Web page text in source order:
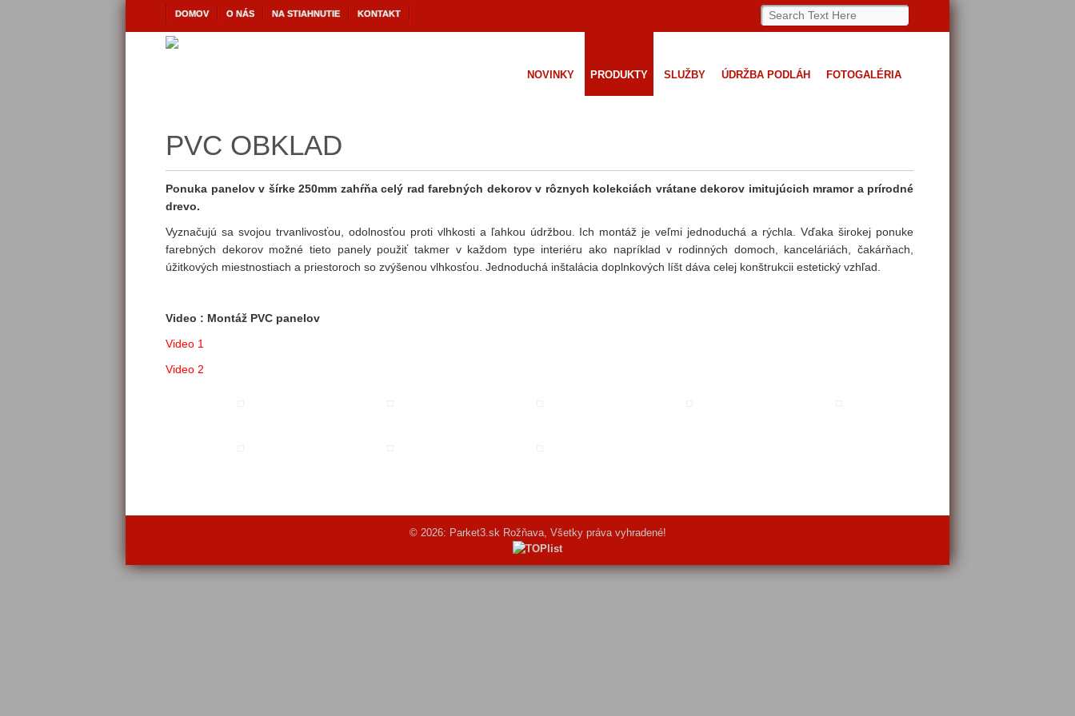
DOMOV O NÁS NA STIAHNUTIE KONTAKT
NOVINKY PRODUKTY SLUŽBY ÚDRŽBA PODLÁH FOTOGALÉRIA
PVC OBKLAD
Ponuka panelov v šírke 250mm zahŕňa celý rad farebných dekorov v rôznych kolekciách vrátane dekorov imitujúcich mramor a prírodné
drevo.
Vyznačujú sa svojou trvanlivosťou, odolnosťou proti vlhkosti a ľahkou údržbou. Ich montáž je veľmi jednoduchá a rýchla. Vďaka širokej ponuke
farebných dekorov možné tieto panely použiť takmer v každom type interiéru ako napríklad v rodinných domoch, kanceláriách, čakárňach,
úžitkových miestnostiach a priestoroch so zvýšenou vlhkosťou. Jednoduchá inštalácia doplnkových líšt dáva celej konštrukcii estetický vzhľad.
Video : Montáž PVC panelov
Video 1
Video 2
© 2026: Parket3.sk Rožňava, Všetky práva vyhradené!